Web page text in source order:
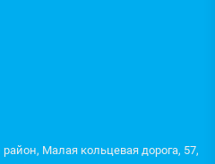
Малая кольцевая дорога, 57,